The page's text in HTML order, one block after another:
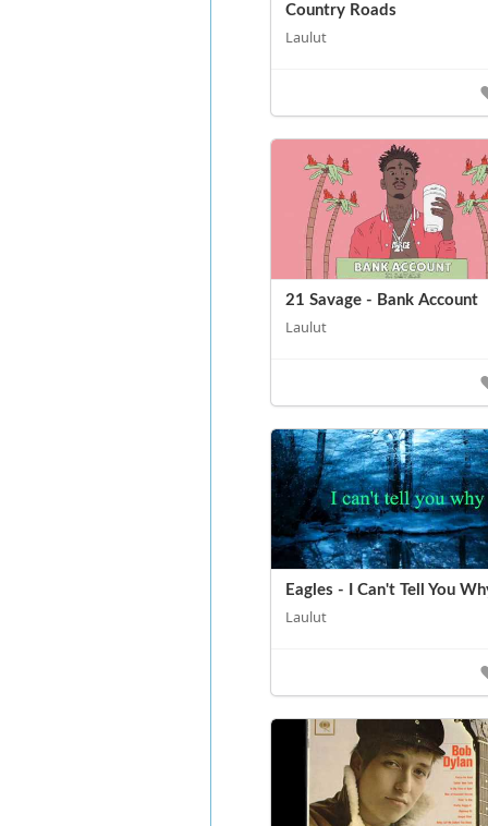
Country Roads
Laulut
21 Savage - Bank Account
Laulut
Eagles - I Can't Tell You
Laulut